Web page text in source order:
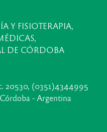
Y FISIOTERAPIA,
DE CÓRDOBA
20530, (0351)4344995
- Argentina